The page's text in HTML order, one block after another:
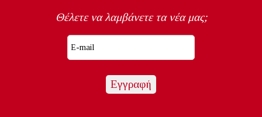
Θέλετε να λαμβάνετε τα νέα μας;